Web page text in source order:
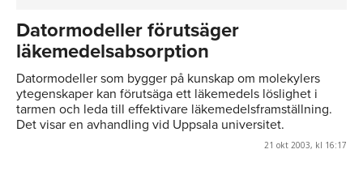
Datormodeller förutsäger
läkemedelsabsorption
Datormodeller som bygger på kunskap om molekylers
ytegenskaper kan förutsäga ett läkemedels löslighet i
tarmen och leda till effektivare läkemedelsframställning.
Det visar en avhandling vid Uppsala universitet.
21 okt 2003, kl 16:17